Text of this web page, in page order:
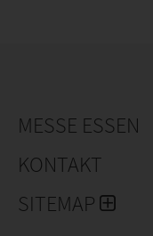
MESSE ESSEN
KONTAKT
SITEMAP